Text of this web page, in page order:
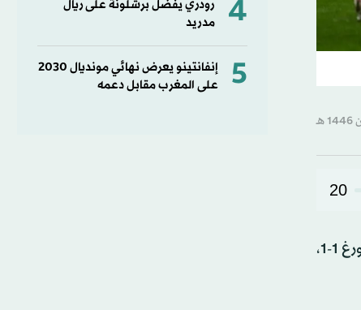
20
أنقذ البديل التركي دجان أوزون فريقه آينتراخت فرانكفورت من الخسارة على أرضه بتسجيله هدف التعادل أمام فولفسبورغ 1-1،
4
رودري يفضل برشلونة على ريال
مدريد
5
إنفانتينو يعرض نهائي مونديال 2030
على المغرب مقابل دعمه